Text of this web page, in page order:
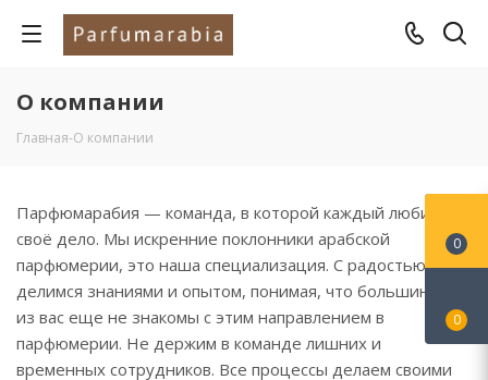
О компании
Главная-О компании
Парфюмарабия — команда, в которой каждый любит
своё дело. Мы искренние поклонники арабской
парфюмерии, это наша специализация. С радостью
делимся знаниями и опытом, понимая, что большинство
из вас еще не знакомы с этим направлением в
парфюмерии. Не держим в команде лишних и
временных сотрудников. Все процессы делаем своими
0
0